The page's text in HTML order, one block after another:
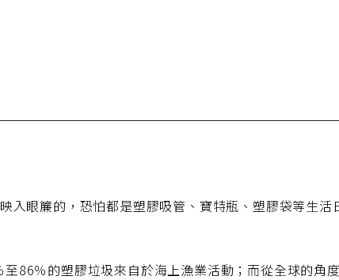
入眼簾的，恐怕都是塑膠吸管、寶特瓶、塑膠袋等生
86％的塑膠垃圾來自於海上漁業活動；而從全球的角